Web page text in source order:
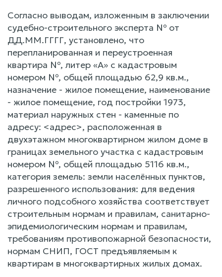
Согласно выводам, изложенным в заключении
судебно-строительного эксперта № от
ДД.ММ.ГГГГ, установлено, что
перепланированная и переустроенная
квартира №, литер «А» с кадастровым
номером №, общей площадью 62,9 кв.м.,
назначение - жилое помещение, наименование
- жилое помещение, год постройки 1973,
материал наружных стен - каменные по
адресу: <адрес>, расположенная в
двухэтажном многоквартирном жилом доме в
границах земельного участка с кадастровым
номером №, общей площадью 5116 кв.м.,
категория земель: земли населённых пунктов,
разрешенного использования: для ведения
личного подсобного хозяйства соответствует
строительным нормам и правилам, санитарно-
эпидемиологическим нормам и правилам,
требованиям противопожарной безопасности,
нормам СНИП, ГОСТ предъявляемым к
квартирам в многоквартирных жилых домах.